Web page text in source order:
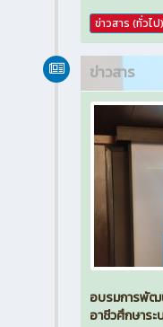
ข่าวสาร (ทั่วไป)
ข่าวสาร
อบรมการพัฒ
อาชีวศึกษาร